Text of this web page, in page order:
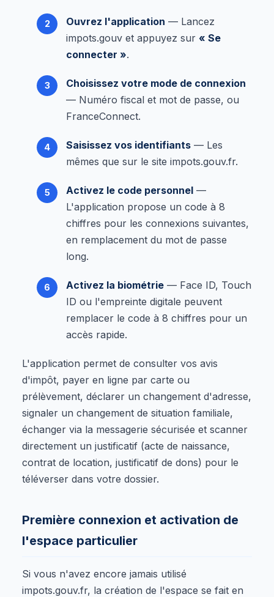
Ouvrez l'application — Lancez
impots.gouv et appuyez sur « Se
connecter ».
Choisissez votre mode de connexion
— Numéro fiscal et mot de passe, ou
FranceConnect.
Saisissez vos identifiants — Les
mêmes que sur le site impots.gouv.fr.
Activez le code personnel —
L'application propose un code à 8
chiffres pour les connexions suivantes,
en remplacement du mot de passe
long.
Activez la biométrie — Face ID, Touch
ID ou l'empreinte digitale peuvent
remplacer le code à 8 chiffres pour un
accès rapide.
L'application permet de consulter vos avis
d'impôt, payer en ligne par carte ou
prélèvement, déclarer un changement d'adresse,
signaler un changement de situation familiale,
échanger via la messagerie sécurisée et scanner
directement un justificatif (acte de naissance,
contrat de location, justificatif de dons) pour le
téléverser dans votre dossier.
Première connexion et activation de
l'espace particulier
Si vous n'avez encore jamais utilisé
impots.gouv.fr, la création de l'espace se fait en